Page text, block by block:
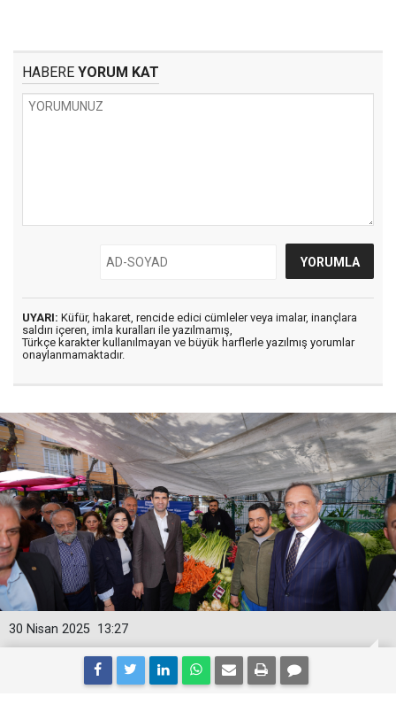
HABERE YORUM KAT
UYARI: Küfür, hakaret, rencide edici cümleler veya imalar, inançlara
saldırı içeren, imla kuralları ile yazılmamış,
Türkçe karakter kullanılmayan ve büyük harflerle yazılmış yorumlar
onaylanmamaktadır.
13:27
30 Nisan 2025